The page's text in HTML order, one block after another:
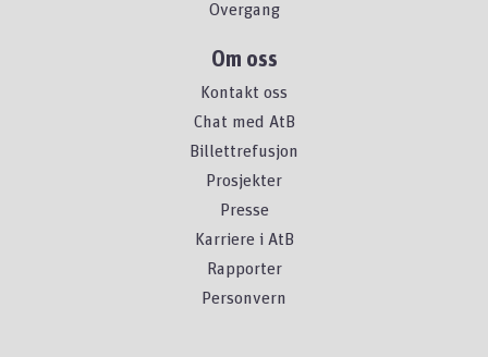
Overgang
Om oss
Kontakt oss
Chat med AtB
Billettrefusjon
Prosjekter
Presse
Karriere i AtB
Rapporter
Personvern